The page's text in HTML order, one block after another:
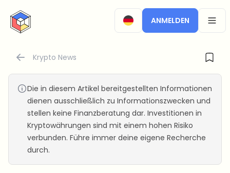
CryptoTicker
ANMELDEN
Krypto News
Die in diesem Artikel bereitgestellten Informationen
dienen ausschließlich zu Informationszwecken und
stellen keine Finanzberatung dar. Investitionen in
Kryptowährungen sind mit einem hohen Risiko
verbunden. Führe immer deine eigene Recherche
durch.